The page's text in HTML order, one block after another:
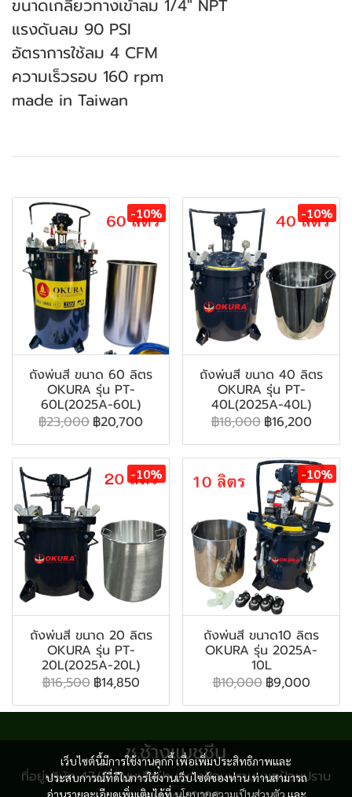
ขนาดเกลียวทางเข้าลม 1/4" NPT
แรงดันลม 90 PSI
อัตราการใช้ลม 4 CFM
ความเร็วรอบ 160 rpm
made in Taiwan
-10%
ถังพ่นสี ขนาด 60 ลิตร
OKURA รุ่น PT-
60L(2025A-60L)
฿23,000 ฿20,700
-10%
ถังพ่นสี ขนาด 40 ลิตร
OKURA รุ่น PT-
40L(2025A-40L)
฿18,000 ฿16,200
-10%
ถังพ่นสี ขนาด 20 ลิตร
OKURA รุ่น PT-
20L(2025A-20L)
฿16,500 ฿14,850
-10%
ถังพ่นสี ขนาด10 ลิตร
OKURA รุ่น 2025A-
10L
฿10,000 ฿9,000
เว็บไซต์นี้มีการใช้งานคุกกี้ เพื่อเพิ่มประสิทธิภาพและ
ประสบการณ์ที่ดีในการใช้งานเว็บไซต์ของท่าน ท่านสามารถ
อ่านรายละเอียดเพิ่มเติมได้ที่นโยบายความเป็นส่วนตัว และ
ช.ช้างแมชชีน
ที่อยู่บริษัท 47/8 ถนนเสือป่า แขวงป้อมปราบ เขตป้อมปราบ